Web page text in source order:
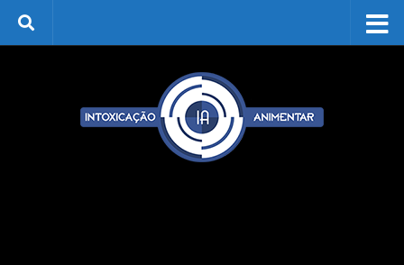
Skip to content